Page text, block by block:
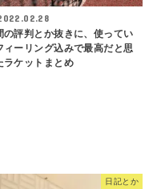
の評判とか抜きに、使ってい
ィーリング込みで最高だと思
ラケットまとめ
日記とか